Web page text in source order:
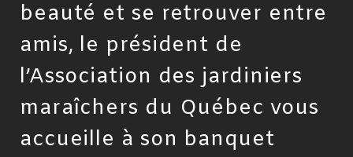
beauté et se retrouver entre
amis, le président de
l’Association des jardiniers
maraîchers du Québec vous
accueille à son banquet